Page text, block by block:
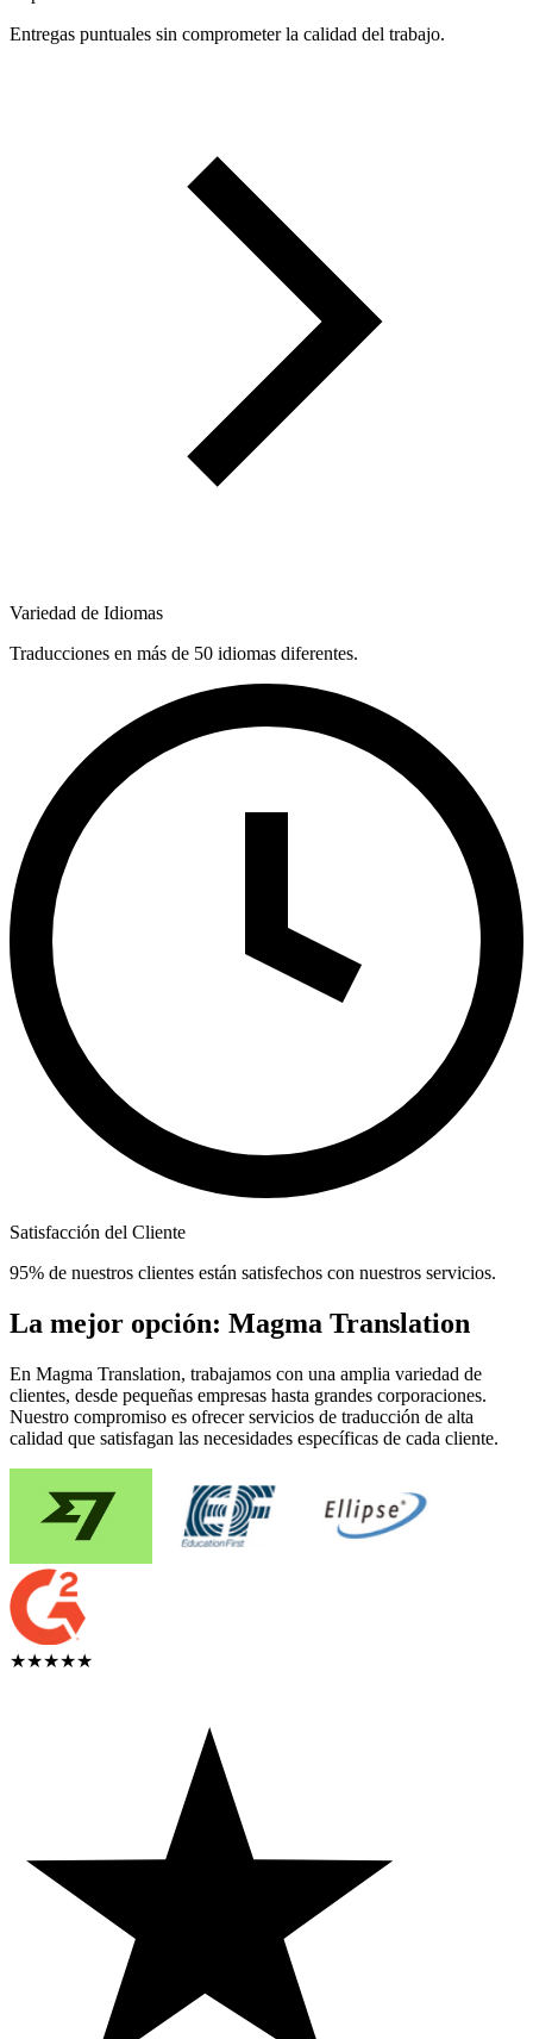
Entregas puntuales sin comprometer la calidad del trabajo.
Variedad de Idiomas
Traducciones en más de 50 idiomas diferentes.
Satisfacción del Cliente
95% de nuestros clientes están satisfechos con nuestros servicios.
La mejor opción: Magma Translation
En Magma Translation, trabajamos con una amplia variedad de
clientes, desde pequeñas empresas hasta grandes corporaciones.
Nuestro compromiso es ofrecer servicios de traducción de alta
calidad que satisfagan las necesidades específicas de cada cliente.
★★★★★